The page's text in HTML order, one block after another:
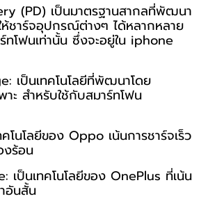
(PD) เป็นมาตรฐานสากลที่พัฒนา
ห้ชาร์จอุปกรณ์ต่างๆ ได้หลากหลาย
ทโฟนเท่านั้น ซึ่งจะอยู่ใน iphone
เป็นเทคโนโลยีที่พัฒนาโดย
ะ สำหรับใช้กับสมาร์ทโฟน
โนโลยีของ Oppo เน้นการชาร์จเร็ว
งร้อน
เป็นเทคโนโลยีของ OnePlus ที่เน้น
อันสั้น